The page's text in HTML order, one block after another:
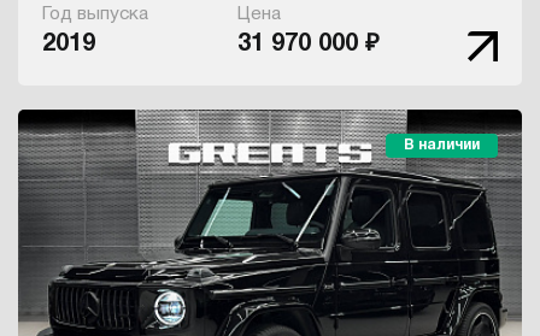
Год выпуска
2019
Цена
31 970 000 ₽
В наличии